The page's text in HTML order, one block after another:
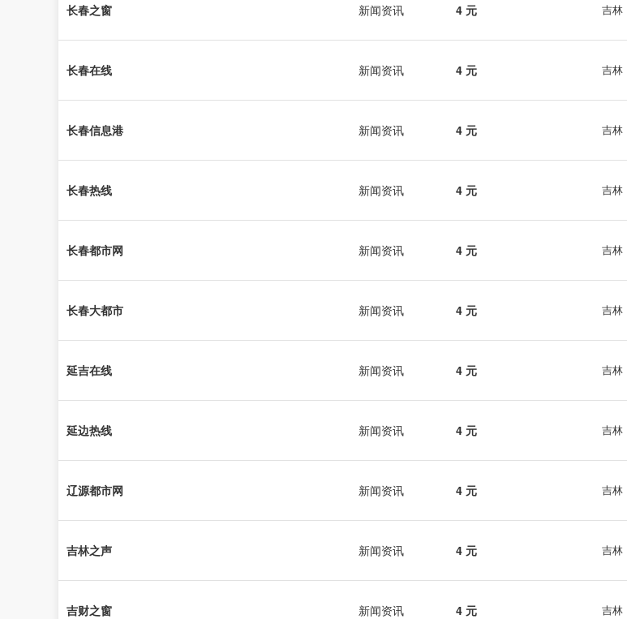
长春之窗 新闻资讯 4 元 吉林
长春在线 新闻资讯 4 元 吉林
长春信息港 新闻资讯 4 元 吉林
长春热线 新闻资讯 4 元 吉林
长春都市网 新闻资讯 4 元 吉林
长春大都市 新闻资讯 4 元 吉林
延吉在线 新闻资讯 4 元 吉林
延边热线 新闻资讯 4 元 吉林
辽源都市网 新闻资讯 4 元 吉林
吉林之声 新闻资讯 4 元 吉林
吉财之窗 新闻资讯 4 元 吉林